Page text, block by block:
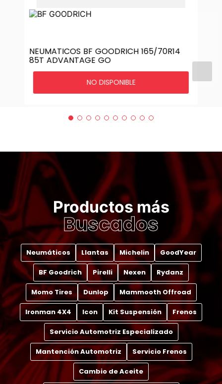
NEUMATICOS BF GOODRICH 165/70R14
85T ADVANTAGE GO
NO DISPONIBLE
Productos más
Buscados
Neumáticos Llantas Michelin GoodYear
BF Goodrich Pirelli Nexen Rydanz
Momo Tires Dunlop Mammooth Offroad
Ironman 4X4 Icon Kit Suspensión Frenos
Servicio Automotriz Especializado
Mantención Automotriz Servicio Frenos
Cambio de Aceite